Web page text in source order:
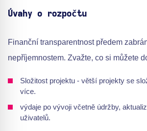
Úvahy o rozpočtu
Finanční transparentnost předem
nepříjemnostem. Zvažte, co si můžete
Složitost projektu - větší projekty se
více.
výdaje po vývoji včetně údržby,
uživatelů.